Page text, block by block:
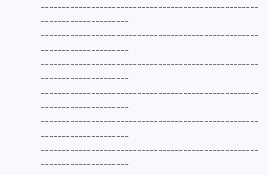
----------------------------------------------------
---------------------
----------------------------------------------------
---------------------
----------------------------------------------------
---------------------
----------------------------------------------------
---------------------
----------------------------------------------------
---------------------
----------------------------------------------------
---------------------